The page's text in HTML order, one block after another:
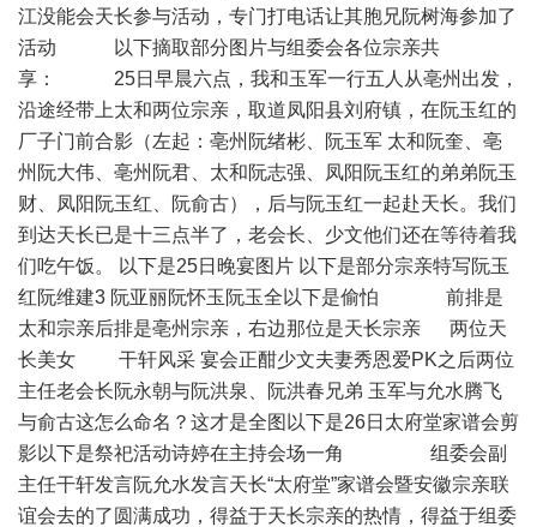
江没能会天长参与活动，专门打电话让其胞兄阮树海参加了
活动 以下摘取部分图片与组委会各位宗亲共
享： 25日早晨六点，我和玉军一行五人从亳州出发，
沿途经带上太和两位宗亲，取道凤阳县刘府镇，在阮玉红的
厂子门前合影（左起：亳州阮绪彬、阮玉军 太和阮奎、亳
州阮大伟、亳州阮君、太和阮志强、凤阳阮玉红的弟弟阮玉
财、凤阳阮玉红、阮俞古），后与阮玉红一起赴天长。我们
到达天长已是十三点半了，老会长、少文他们还在等待着我
们吃午饭。 以下是25日晚宴图片 以下是部分宗亲特写阮玉
红阮维建3 阮亚丽阮怀玉阮玉全以下是偷怕 前排是
太和宗亲后排是亳州宗亲，右边那位是天长宗亲 两位天
长美女 干轩风采 宴会正酣少文夫妻秀恩爱PK之后两位
主任老会长阮永朝与阮洪泉、阮洪春兄弟 玉军与允水腾飞
与俞古这怎么命名？这才是全图以下是26日太府堂家谱会剪
影以下是祭祀活动诗婷在主持会场一角 组委会副
主任干轩发言阮允水发言天长“太府堂”家谱会暨安徽宗亲联
谊会去的了圆满成功，得益于天长宗亲的热情，得益于组委